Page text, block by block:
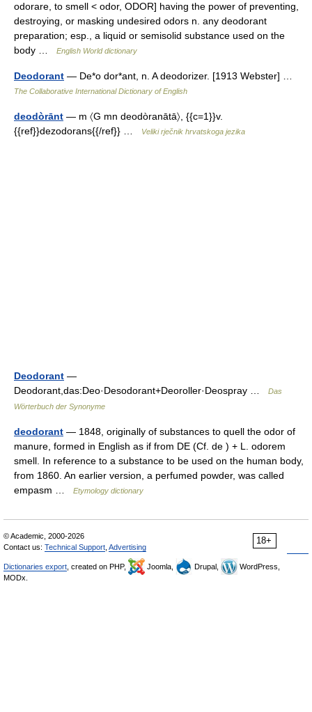
odorare, to smell < odor, ODOR] having the power of preventing,
destroying, or masking undesired odors n. any deodorant
preparation; esp., a liquid or semisolid substance used on the
body …
English World dictionary
Deodorant — De*o dor*ant, n. A deodorizer. [1913 Webster] …
The Collaborative International Dictionary of English
deodòrānt — m 〈G mn deodòranātā〉, {{c=1}}v.
{{ref}}dezodorans{{/ref}} …
Veliki rječnik hrvatskoga jezika
Deodorant —
Deodorant,das:Deo·Desodorant+Deoroller·Deospray …
Das
Wörterbuch der Synonyme
deodorant — 1848, originally of substances to quell the odor of
manure, formed in English as if from DE (Cf. de ) + L. odorem
smell. In reference to a substance to be used on the human body,
from 1860. An earlier version, a perfumed powder, was called
empasm …
Etymology dictionary
18+
© Academic, 2000-2026
Contact us: Technical Support Advertising
Dictionaries export , created on PHP, Joomla, Drupal,
WordPress,
MODx.